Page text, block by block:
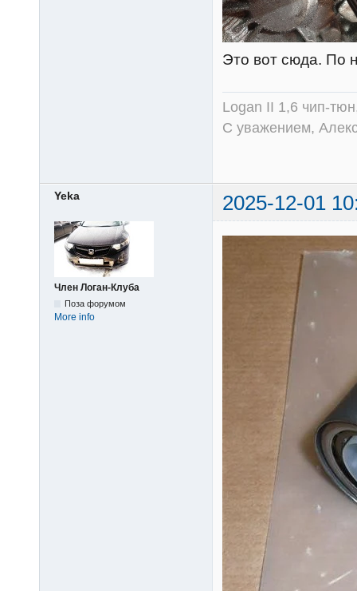
Это вот сюда. По
Logan II 1,6 чип-
С уважением,
Yeka 2025-12-01
Член Логан-Клуба
Поза форумом
More info